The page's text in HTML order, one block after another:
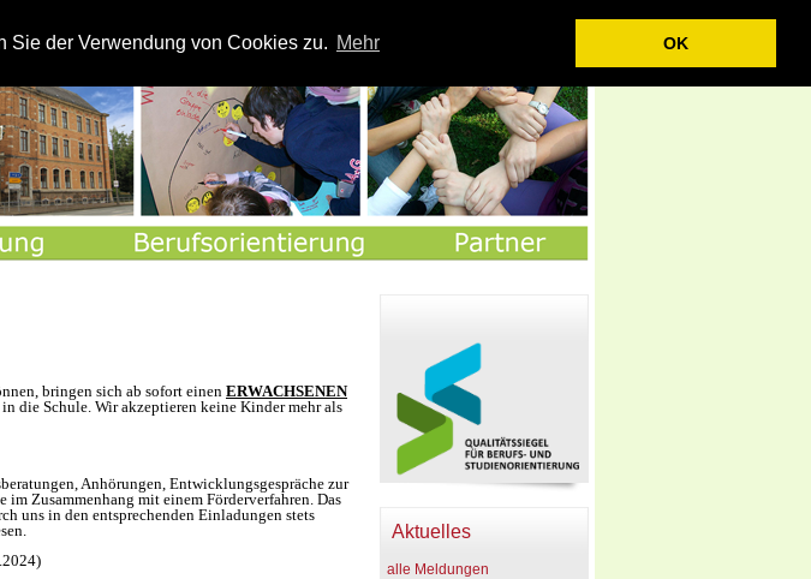
Sie der Verwendung von Cookies zu. Mehr OK
Startseite Kontakt |
bringen sich ab sofort einen ERWACHSENEN
die Schule. Wir akzeptieren keine Kinder mehr als
Anhörungen, Entwicklungsgespräche zur
im Zusammenhang mit einem Förderverfahren. Das
uns in den entsprechenden Einladungen stets
Aktuelles
alle Meldungen